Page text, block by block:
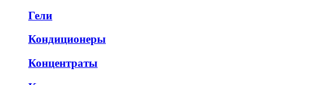
Гели
Кондиционеры
Концентраты